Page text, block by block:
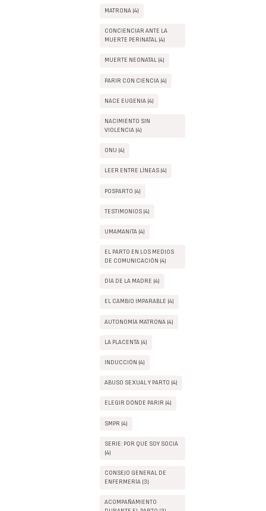
MATRONA (4)
CONCIENCIAR ANTE LA
MUERTE PERINATAL (4)
MUERTE NEONATAL (4)
PARIR CON CIENCIA (4)
NACE EUGENIA (4)
NACIMIENTO SIN
VIOLENCIA (4)
ONU (4)
LEER ENTRE LÍNEAS (4)
POSPARTO (4)
TESTIMONIOS (4)
UMAMANITA (4)
EL PARTO EN LOS MEDIOS
DE COMUNICACIÓN (4)
DÍA DE LA MADRE (4)
EL CAMBIO IMPARABLE (4)
AUTONOMÍA MATRONA (4)
LA PLACENTA (4)
INDUCCIÓN (4)
ABUSO SEXUAL Y PARTO (4)
ELEGIR DÓNDE PARIR (4)
SMPR (4)
SERIE: POR QUÉ SOY SOCIA
(4)
CONSEJO GENERAL DE
ENFERMERÍA (3)
ACOMPAÑAMIENTO